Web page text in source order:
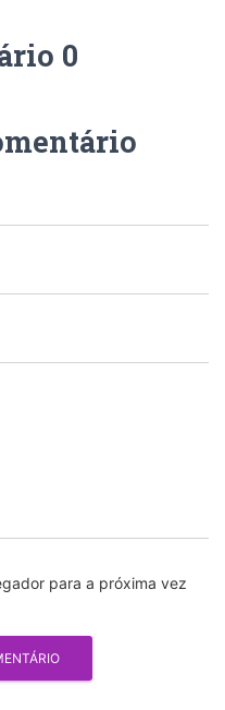
0
para a próxima vez